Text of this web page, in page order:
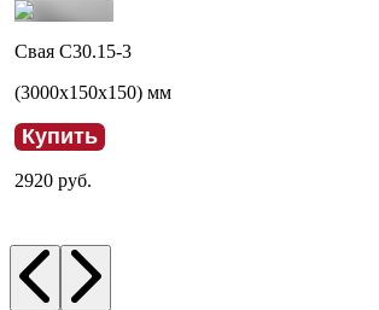
Свая С30.15-3
(3000x150x150) мм
Купить
2920 руб.